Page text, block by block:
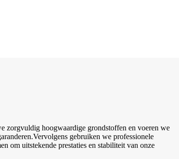
zorgvuldig hoogwaardige grondstoffen en voeren we
gebruiken we professionele
om uitstekende prestaties en stabiliteit van onze